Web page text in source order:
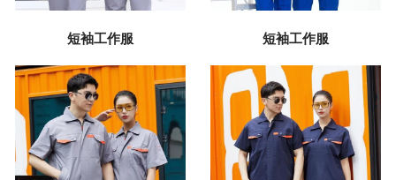
短袖工作服 短袖工作服